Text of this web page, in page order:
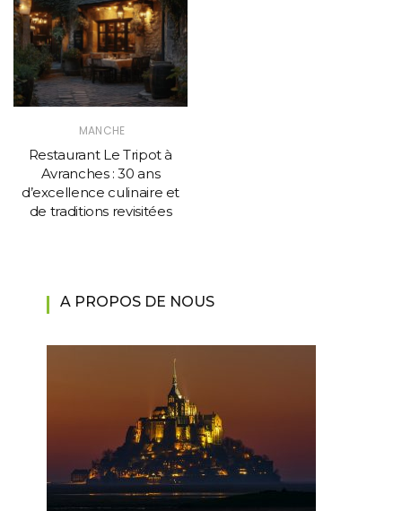
MANCHE
Restaurant Le Tripot à
Avranches : 30 ans
d’excellence culinaire et
de traditions revisitées
A PROPOS DE NOUS